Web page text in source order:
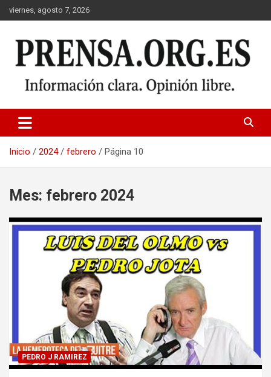
Saltar
al
viernes, agosto 7, 2026
Inicio 2024 febrero Página 10
Mes: febrero 2024
PEDRO J RAMIREZ